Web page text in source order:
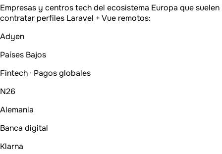
Empresas y centros tech del ecosistema Europa que suelen
contratar perfiles Laravel + Vue remotos:
Adyen
Países Bajos
Fintech · Pagos globales
N26
Alemania
Banca digital
Klarna